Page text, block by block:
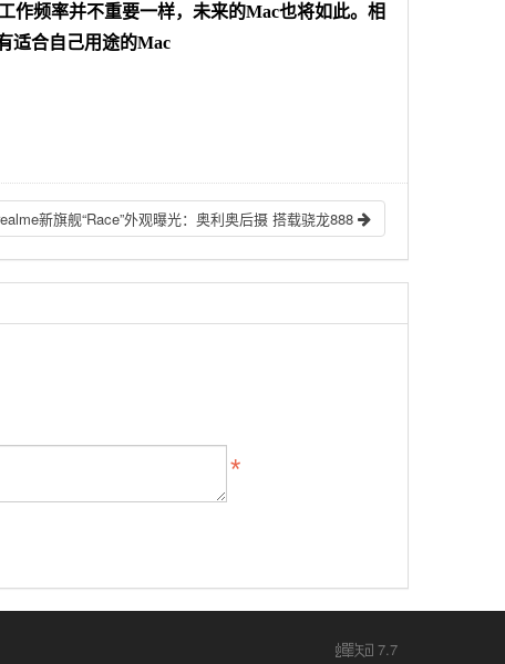
作频率并不重要一样，未来的Mac也将如此。相
适合自己用途的Mac
新旗舰“Race”外观曝光：奥利奥后摄 搭载骁龙888
7.7